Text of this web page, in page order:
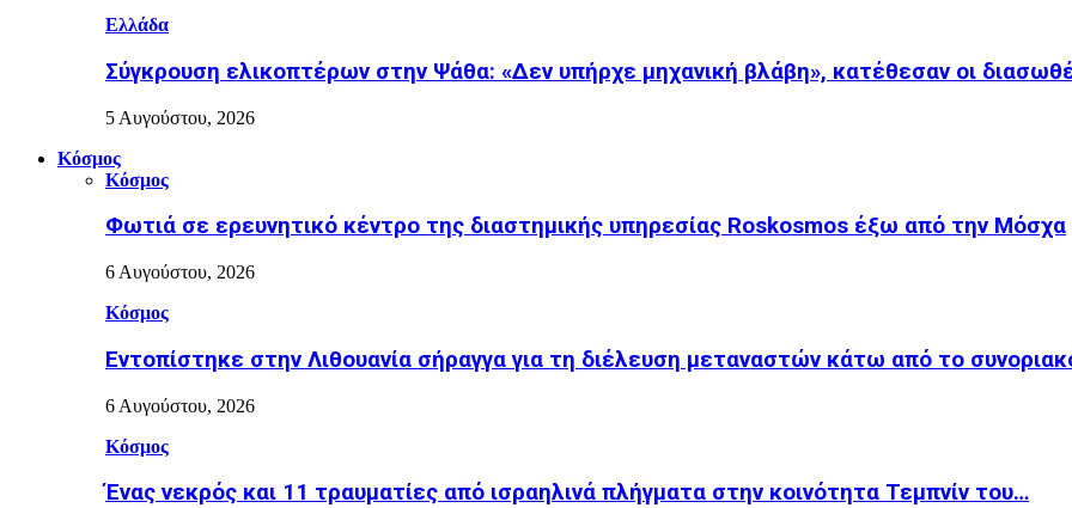
Ελλάδα
Σύγκρουση ελικοπτέρων στην Ψάθα: «Δεν υπήρχε μηχανική βλάβη», κατέθεσαν οι
5 Αυγούστου, 2026
Κόσμος
Κόσμος
Φωτιά σε ερευνητικό κέντρο της διαστημικής υπηρεσίας Roskosmos έξω από την Μόσχα
6 Αυγούστου, 2026
Κόσμος
Εντοπίστηκε στην Λιθουανία σήραγγα για τη διέλευση μεταναστών κάτω από το
6 Αυγούστου, 2026
Κόσμος
Ένας νεκρός και 11 τραυματίες από ισραηλινά πλήγματα στην κοινότητα Τεμπνίν του…